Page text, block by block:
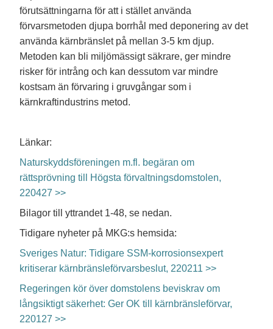
förutsättningarna för att i stället använda
förvarsmetoden djupa borrhål med deponering av det
använda kärnbränslet på mellan 3-5 km djup.
Metoden kan bli miljömässigt säkrare, ger mindre
risker för intrång och kan dessutom var mindre
kostsam än förvaring i gruvgångar som i
kärnkraftindustrins metod.
Länkar:
Naturskyddsföreningen m.fl. begäran om
rättsprövning till Högsta förvaltningsdomstolen,
220427 >>
Bilagor till yttrandet 1-48, se nedan.
Tidigare nyheter på MKG:s hemsida:
Sveriges Natur: Tidigare SSM-korrosionsexpert
kritiserar kärnbränsleförvarsbeslut, 220211 >>
Regeringen kör över domstolens beviskrav om
långsiktigt säkerhet: Ger OK till kärnbränsleförvar,
220127 >>